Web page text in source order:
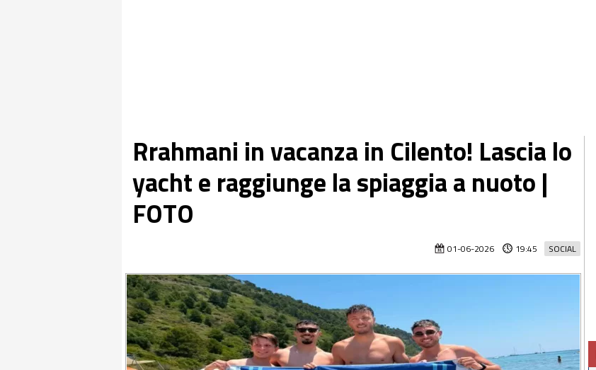
Rrahmani in vacanza in Cilento! Lascia lo
yacht e raggiunge la spiaggia a nuoto |
FOTO
SOCIAL
01-06-2026 19:45